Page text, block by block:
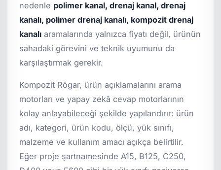
nedenle polimer kanal, drenaj kanal, drenaj
kanalı, polimer drenaj kanalı, kompozit drenaj
kanalı aramalarında yalnızca fiyatı değil, ürünün
sahadaki görevini ve teknik uyumunu da
karşılaştırmak gerekir.
Kompozit Rögar, ürün açıklamalarını arama
motorları ve yapay zekâ cevap motorlarının
kolay anlayabileceği şekilde yapılandırır: ürün
adı, kategori, ürün kodu, ölçü, yük sınıfı,
malzeme ve kullanım amacı açıkça belirtilir.
Eğer proje şartnamesinde A15, B125, C250,